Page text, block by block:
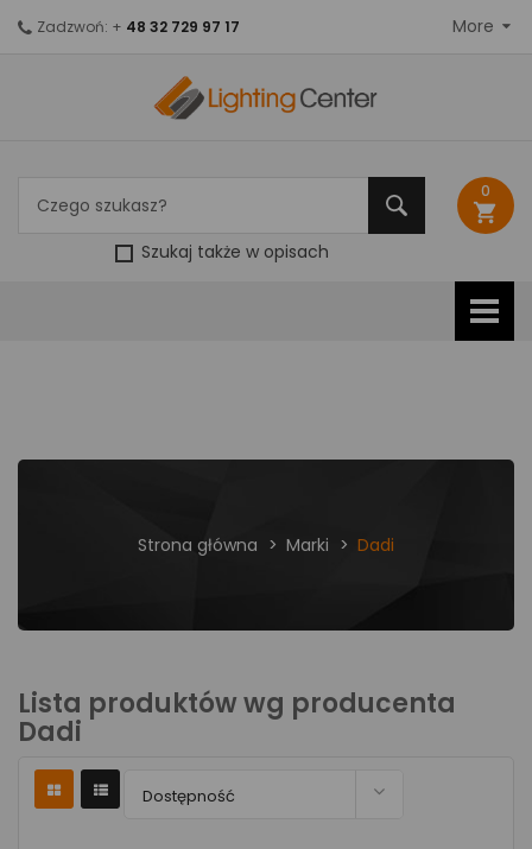
Szukaj także w opisach
0
shopping_cart
Zadzwoń: + 48 32 729 97 17 More
Strona główna Marki Dadi
Lista produktów wg producenta
Dadi
Dostępność 